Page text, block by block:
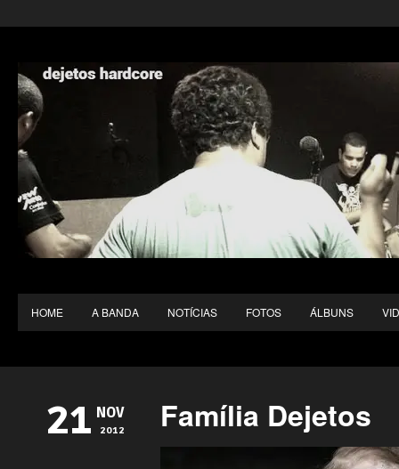
HOME A BANDA NOTÍCIAS FOTOS ÁLBUNS
21 NOV
2012 Família Dejetos